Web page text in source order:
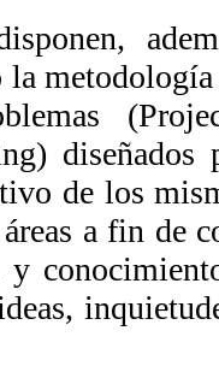
de los
a fin de
y